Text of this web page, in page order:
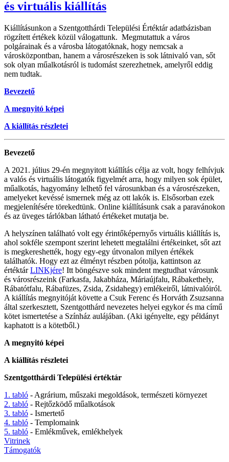
és virtuális kiállítás
Kiállításunkon a Szentgotthárdi Települési Értéktár adatbázisban
rögzített értékek közül válogattunk. Megmutattuk a város
polgárainak és a városba látogatóknak, hogy nemcsak a
városközpontban, hanem a városrészeken is sok látnivaló van, sőt
sok olyan műalkotásról is tudomást szerezhetnek, amelyről eddig
nem tudtak.
Bevezető
A megnyitó képei
A kiállítás részletei
Bevezető
A 2021. július 29-én megnyitott kiállítás célja az volt, hogy felhívjuk
a valós és virtuális látogatók figyelmét arra, hogy milyen sok épület,
műalkotás, hagyomány lelhető fel városunkban és a városrészeken,
amelyeket kevéssé ismernek még az ott lakók is. Elsősorban ezek
megjelenítésére törekedtünk. Online kiállításunk csak a paravánokon
és az üveges tárlókban látható értékeket mutatja be.
A helyszínen található volt egy érintőképernyős virtuális kiállítás is,
ahol sokféle szempont szerint lehetett megtalálni értékeinket, sőt azt
is megkereshették, hogy egy-egy útvonalon milyen értékek
találhatók. Hogy ezt az élményt részben pótolja, kattintson az
értéktárLINKjére! Itt böngészve sok mindent megtudhat városunk
és városrészeink (Farkasfa, Jakabháza, Máriaújfalu, Rábakethely,
Rábatótfalu, Rábafüzes, Zsida, Zsidahegy) emlékeiről, látnivalóiról.
A kiállítás megnyitóját követte a Csuk Ferenc és Horváth Zsuzsanna
által szerkesztett, Szentgotthárd nevezetes helyei egykor és ma című
kötet ismertetése a Színház aulájában. (Aki igényelte, egy példányt
kaphatott is a kötetből.)
A megnyitó képei
A kiállítás részletei
Szentgotthárdi Települési értéktár
1. tabló - Agrárium, műszaki megoldások, természeti környezet
2. tabló - Rejtőzködő műalkotások
3. tabló - Ismertető
4. tabló - Templomaink
5. tabló - Emlékművek, emlékhelyek
Vitrinek
Támogatók